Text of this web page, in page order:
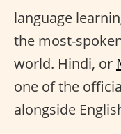
language
the most-
world. Hindi, or
one of the
alongside